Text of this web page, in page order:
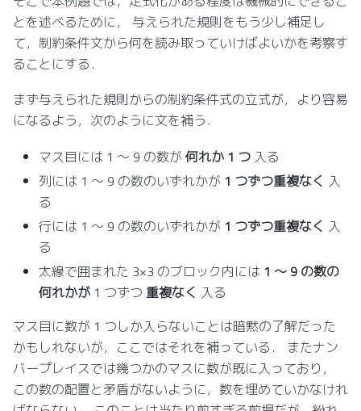
とを述べるために， 与えられた規則をもう少し補足し
て，制約条件文から何を読み取っていけばよいかを考察す
ることにする．
まず与えられた規則からの制約条件式の立式が，より容易
になるよう，次のように文を補う．
マス目には 1 ～ 9 の数が何れか 1 つ 入る
列には 1 ～ 9 の数のいずれかが 1 つずつ重複なく 入
る
行には 1 ～ 9 の数のいずれかが 1 つずつ重複なく 入
る
太線で囲まれた 3×3 のブロック内には 1 ～ 9 の数の
何れかが 1 つずつ 重複なく 入る
マス目に数が 1 つしか入らないことは暗黙の了解だった
かもしれないが，ここではそれを補っている． またナン
バープレイスでは幾つかのマスに数が既に入っており，
この数の配置と矛盾がないように，数を埋めていかなけれ